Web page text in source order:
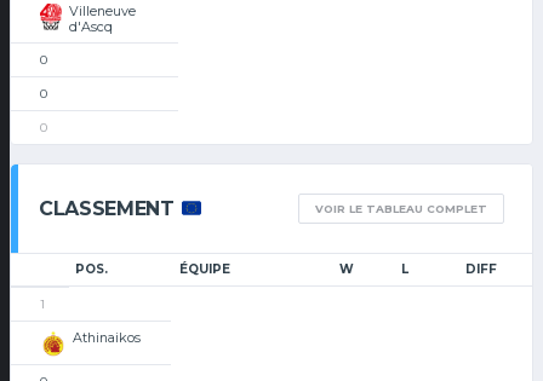
Villeneuve
d'Ascq
0
0
0
CLASSEMENT VOIR LE TABLEAU COMPLET
POS. ÉQUIPE W L DIFF
1
Athinaikos